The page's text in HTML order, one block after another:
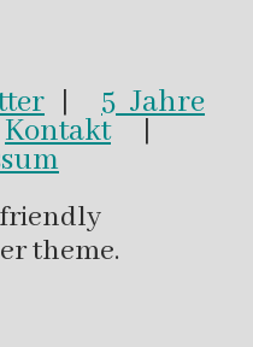
| 5 Jahre
Kontakt|
theme.